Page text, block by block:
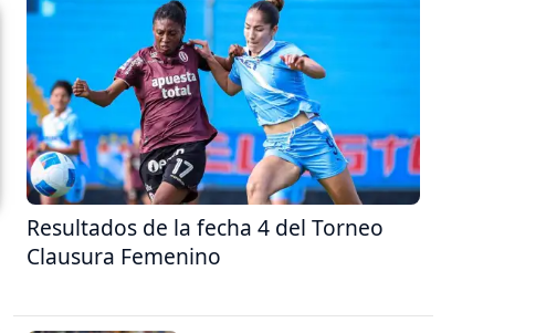
Resultados de la fecha 4 del Torneo
Clausura Femenino